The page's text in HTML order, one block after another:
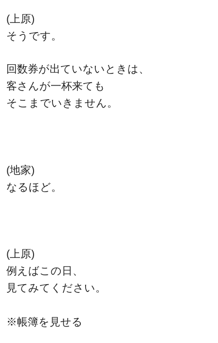
(上原)
そうです。
回数券が出ていないときは、
客さんが一杯来ても
そこまでいきません。
(地家)
なるほど。
(上原)
例えばこの日、
見てみてください。
※帳簿を見せる